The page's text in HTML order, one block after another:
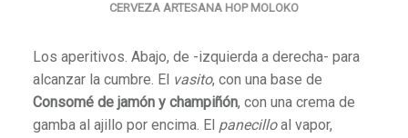
CERVEZA ARTESANA HOP MOLOKO
Los aperitivos. Abajo, de -izquierda a derecha- para
alcanzar la cumbre. El vasito, con una base de
Consomé de jamón y champiñón, con una crema de
gamba al ajillo por encima. El panecilloal vapor,